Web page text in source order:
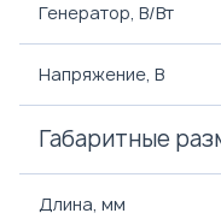
Генератор, В/Вт
Напряжение, B
Габаритные
Длина, мм